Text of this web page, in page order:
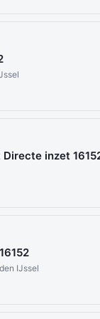
Directe inzet
IJssel